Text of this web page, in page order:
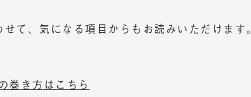
て、気になる項目からもお読みいただけます。
巻き方はこちら